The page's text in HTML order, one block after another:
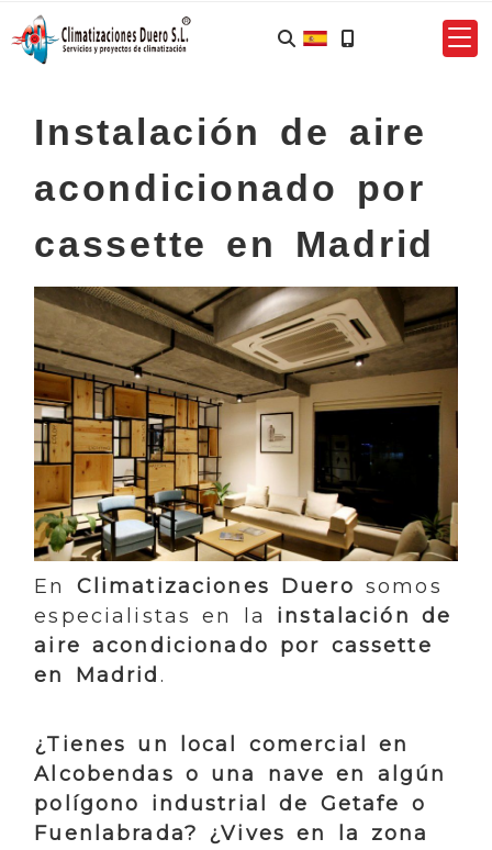
Instalación de aire
acondicionado por
cassette en Madrid
En Climatizaciones Duero somos
especialistas en la instalación de
aire acondicionado por cassette
en Madrid .
¿Tienes un local comercial en
Alcobendas o una nave en algún
polígono industrial de Getafe o
Fuenlabrada? ¿Vives en la zona